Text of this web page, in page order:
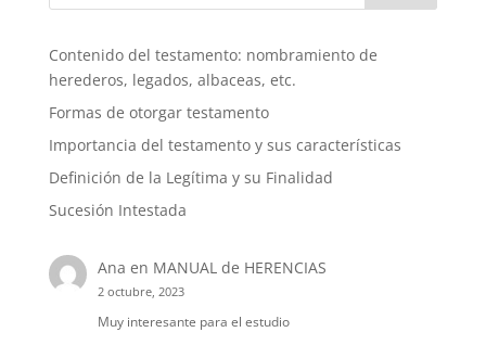
Contenido del testamento: nombramiento de
herederos, legados, albaceas, etc.
Formas de otorgar testamento
Importancia del testamento y sus características
Definición de la Legítima y su Finalidad
Sucesión Intestada
Ana en MANUAL de HERENCIAS
2 octubre, 2023
Muy interesante para el estudio